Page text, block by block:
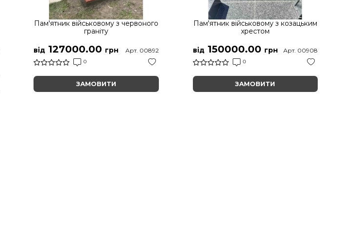
Пам'ятник військовому з червоного
граніту
від 127000.00 грн
0
Арт. 00892
ЗАМОВИТИ
Пам'ятник військовому з козацьким
хрестом
від150000.00 грн
0
Арт. 00908
ЗАМОВИТИ